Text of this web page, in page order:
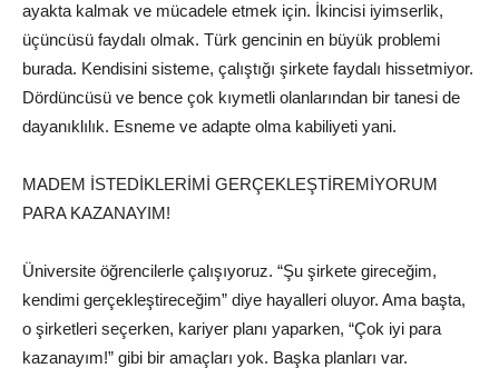
ayakta kalmak ve mücadele etmek için. İkincisi iyimserlik,
üçüncüsü faydalı olmak. Türk gencinin en büyük problemi
burada. Kendisini sisteme, çalıştığı şirkete faydalı hissetmiyor.
Dördüncüsü ve bence çok kıymetli olanlarından bir tanesi de
dayanıklılık. Esneme ve adapte olma kabiliyeti yani.
MADEM İSTEDİKLERİMİ GERÇEKLEŞTİREMİYORUM
PARA KAZANAYIM!
Üniversite öğrencilerle çalışıyoruz. “Şu şirkete gireceğim,
kendimi gerçekleştireceğim” diye hayalleri oluyor. Ama başta,
o şirketleri seçerken, kariyer planı yaparken, “Çok iyi para
kazanayım!” gibi bir amaçları yok. Başka planları var.